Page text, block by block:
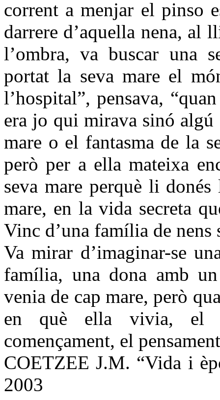
corrent a menjar el pinso
darrere d’aquella nena, al
l’ombra, va buscar una
portat la seva mare el
l’hospital”, pensava,
era jo qui mirava sinó algú
mare o el fantasma de la
però per a ella mateixa
seva mare perquè li
mare, en la vida secreta
Vinc d’una família de nens
Va mirar d’imaginar-se
família, una dona amb
venia de cap mare, però
en què ella vivia, el
començament, el
COETZEE J.M. “Vida i
2003